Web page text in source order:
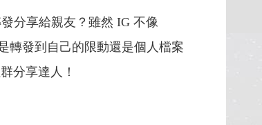
分享給親友？雖然 IG 不像
轉發到自己的限動還是個人檔案
分享達人！